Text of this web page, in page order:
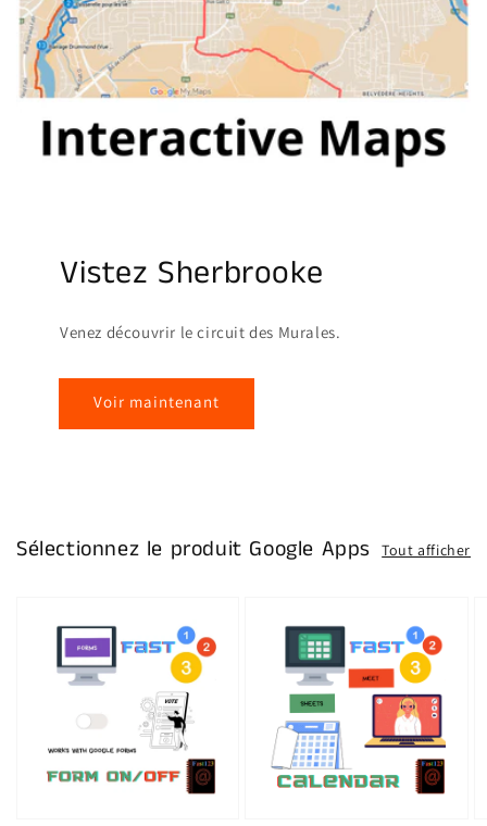
Vistez Sherbrooke
Venez découvrir le circuit des Murales.
Voir maintenant
Sélectionnez le produit Google Apps Tout afficher